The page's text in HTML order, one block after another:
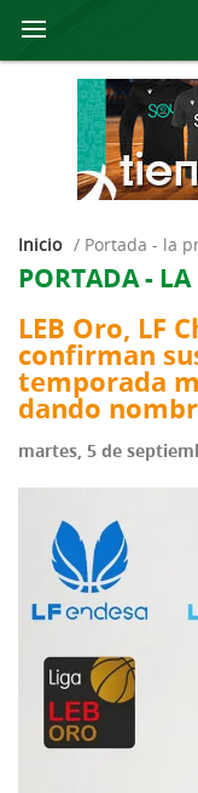
Inicio / portada - la
PORTADA - LA
LEB Oro, LF
confirman
temporada
dando
martes, 5 de